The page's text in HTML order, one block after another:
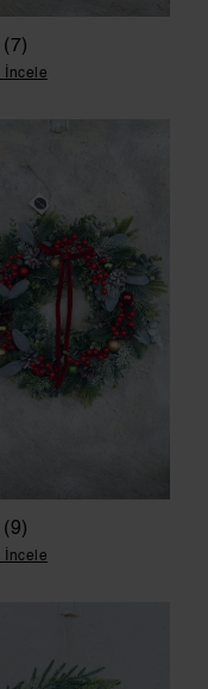
İncele
İncele